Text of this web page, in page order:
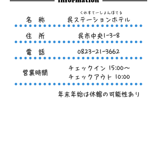
くれすてーしょんほてる
名 称 呉ステーションホテル
住 所 呉市中央1-3-8
電 話 0823-21-3662
営業時間
チェックイン 15:00～
チェックアウト 10:00
年末年始は休館の可能性あり